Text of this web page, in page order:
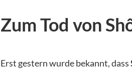
Zum Tod von
Erst gestern wurde bekannt, dass